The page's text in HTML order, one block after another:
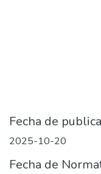
Fecha de
2025-10-20
Fecha de